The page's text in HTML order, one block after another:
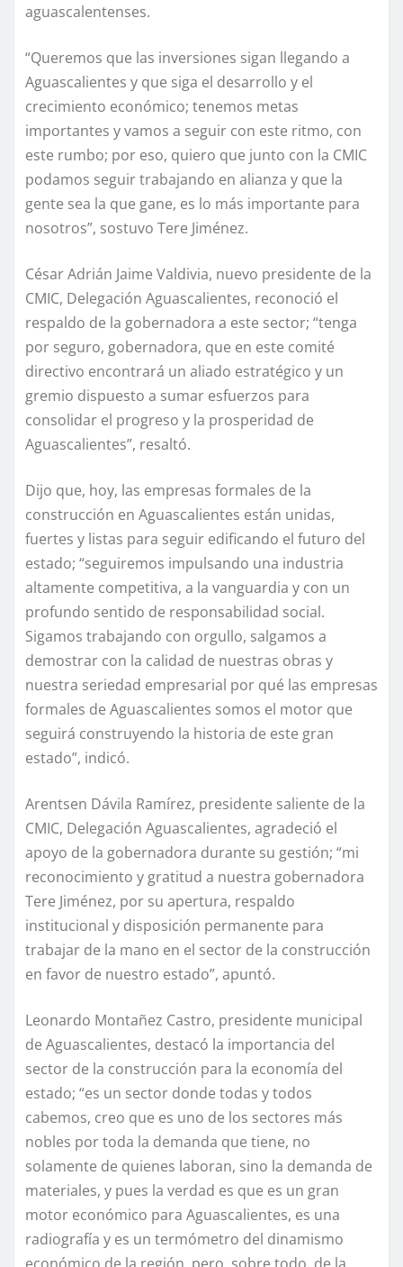
aguascalentenses.
“Queremos que las inversiones sigan llegando a
Aguascalientes y que siga el desarrollo y el
crecimiento económico; tenemos metas
importantes y vamos a seguir con este ritmo, con
este rumbo; por eso, quiero que junto con la CMIC
podamos seguir trabajando en alianza y que la
gente sea la que gane, es lo más importante para
nosotros”, sostuvo Tere Jiménez.
César Adrián Jaime Valdivia, nuevo presidente de la
CMIC, Delegación Aguascalientes, reconoció el
respaldo de la gobernadora a este sector; “tenga
por seguro, gobernadora, que en este comité
directivo encontrará un aliado estratégico y un
gremio dispuesto a sumar esfuerzos para
consolidar el progreso y la prosperidad de
Aguascalientes”, resaltó.
Dijo que, hoy, las empresas formales de la
construcción en Aguascalientes están unidas,
fuertes y listas para seguir edificando el futuro del
estado; “seguiremos impulsando una industria
altamente competitiva, a la vanguardia y con un
profundo sentido de responsabilidad social.
Sigamos trabajando con orgullo, salgamos a
demostrar con la calidad de nuestras obras y
nuestra seriedad empresarial por qué las empresas
formales de Aguascalientes somos el motor que
seguirá construyendo la historia de este gran
estado”, indicó.
Arentsen Dávila Ramírez, presidente saliente de la
CMIC, Delegación Aguascalientes, agradeció el
apoyo de la gobernadora durante su gestión; “mi
reconocimiento y gratitud a nuestra gobernadora
Tere Jiménez, por su apertura, respaldo
institucional y disposición permanente para
trabajar de la mano en el sector de la construcción
en favor de nuestro estado”, apuntó.
Leonardo Montañez Castro, presidente municipal
de Aguascalientes, destacó la importancia del
sector de la construcción para la economía del
estado; “es un sector donde todas y todos
cabemos, creo que es uno de los sectores más
nobles por toda la demanda que tiene, no
solamente de quienes laboran, sino la demanda de
materiales, y pues la verdad es que es un gran
motor económico para Aguascalientes, es una
radiografía y es un termómetro del dinamismo